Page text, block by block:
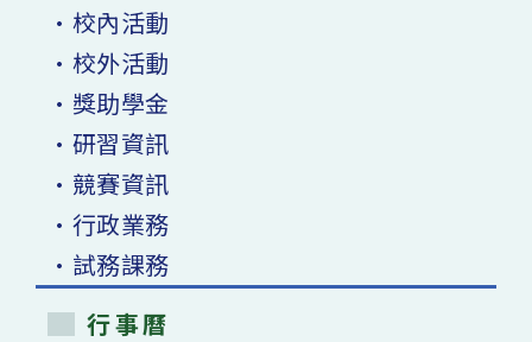
•校內活動
•校外活動
•獎助學金
•研習資訊
•競賽資訊
•行政業務
•試務課務
行事曆